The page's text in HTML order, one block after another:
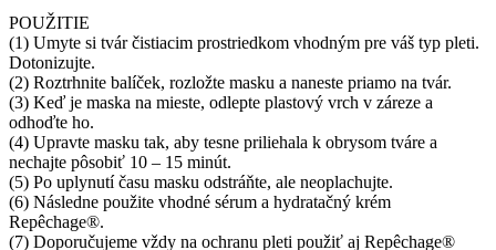
POUŽITIE
(1) Umyte si tvár čistiacim prostriedkom vhodným pre váš typ pleti.
Dotonizujte.
(2) Roztrhnite balíček, rozložte masku a naneste priamo na tvár.
(3) Keď je maska ​​na mieste, odlepte plastový vrch v záreze a
odhoďte ho.
(4) Upravte masku tak, aby tesne priliehala k obrysom tváre a
nechajte pôsobiť 10 – 15 minút.
(5) Po uplynutí času masku odstráňte, ale neoplachujte.
(6) Následne použite vhodné sérum a hydratačný krém
Repêchage®.
(7) Doporučujeme vždy na ochranu pleti použiť aj Repêchage®